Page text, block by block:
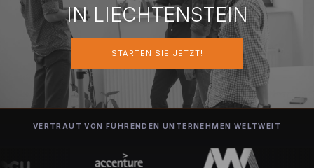
LIECHTENSTEIN
STARTEN SIE JETZT
IN LIECHTENSTEIN
STARTEN SIE JETZT!
VERTRAUT VON FÜHRENDEN UNTERNEHMEN WELTWEIT